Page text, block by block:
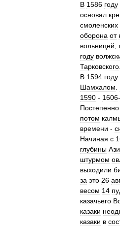
В 1586 году
основал
смоленских
оборона от
вольницей
году
Тарковского
В 1594 году
Шамхалом
1590 - 1606-
Постепенно
потом
времени -
Начиная с
глубины
штурмом
выходили
за это 26
весом 14
казачьего
казаки
казаки в